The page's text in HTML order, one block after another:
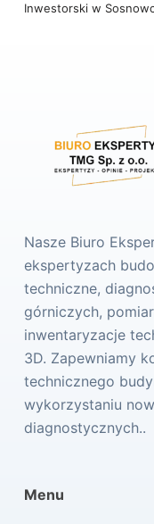
Inwestorski w
Nasze Biuro
ekspertyzach
techniczne,
górniczych,
inwentaryzacje
3D. Zapewniamy
technicznego
wykorzystaniu
diagnostycznych..
Menu